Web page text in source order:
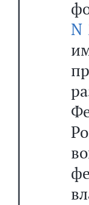
N